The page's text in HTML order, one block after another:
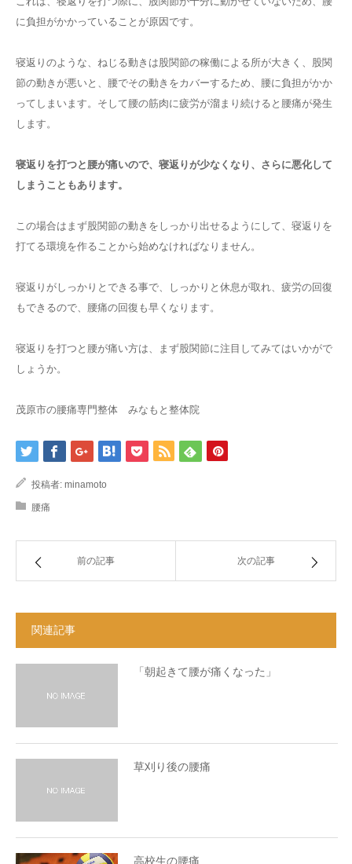
に負担がかかっていることが原因です。
寝返りのような、ねじる動きは股関節の稼働による所が大きく、股関
節の動きが悪いと、腰でその動きをカバーするため、腰に負担がかか
ってしまいます。そして腰の筋肉に疲労が溜まり続けると腰痛が発生
します。
寝返りを打つと腰が痛いので、寝返りが少なくなり、さらに悪化して
しまうこともあります。
この場合はまず股関節の動きをしっかり出せるようにして、寝返りを
打てる環境を作ることから始めなければなりません。
寝返りがしっかりとできる事で、しっかりと休息が取れ、疲労の回復
もできるので、腰痛の回復も早くなります。
寝返りを打つと腰が痛い方は、まず股関節に注目してみてはいかがで
しょうか。
茂原市の腰痛専門整体 みなもと整体院
投稿者: minamoto
腰痛
前の記事 次の記事
関連記事
「朝起きて腰が痛くなった」
草刈り後の腰痛
高校生の腰痛